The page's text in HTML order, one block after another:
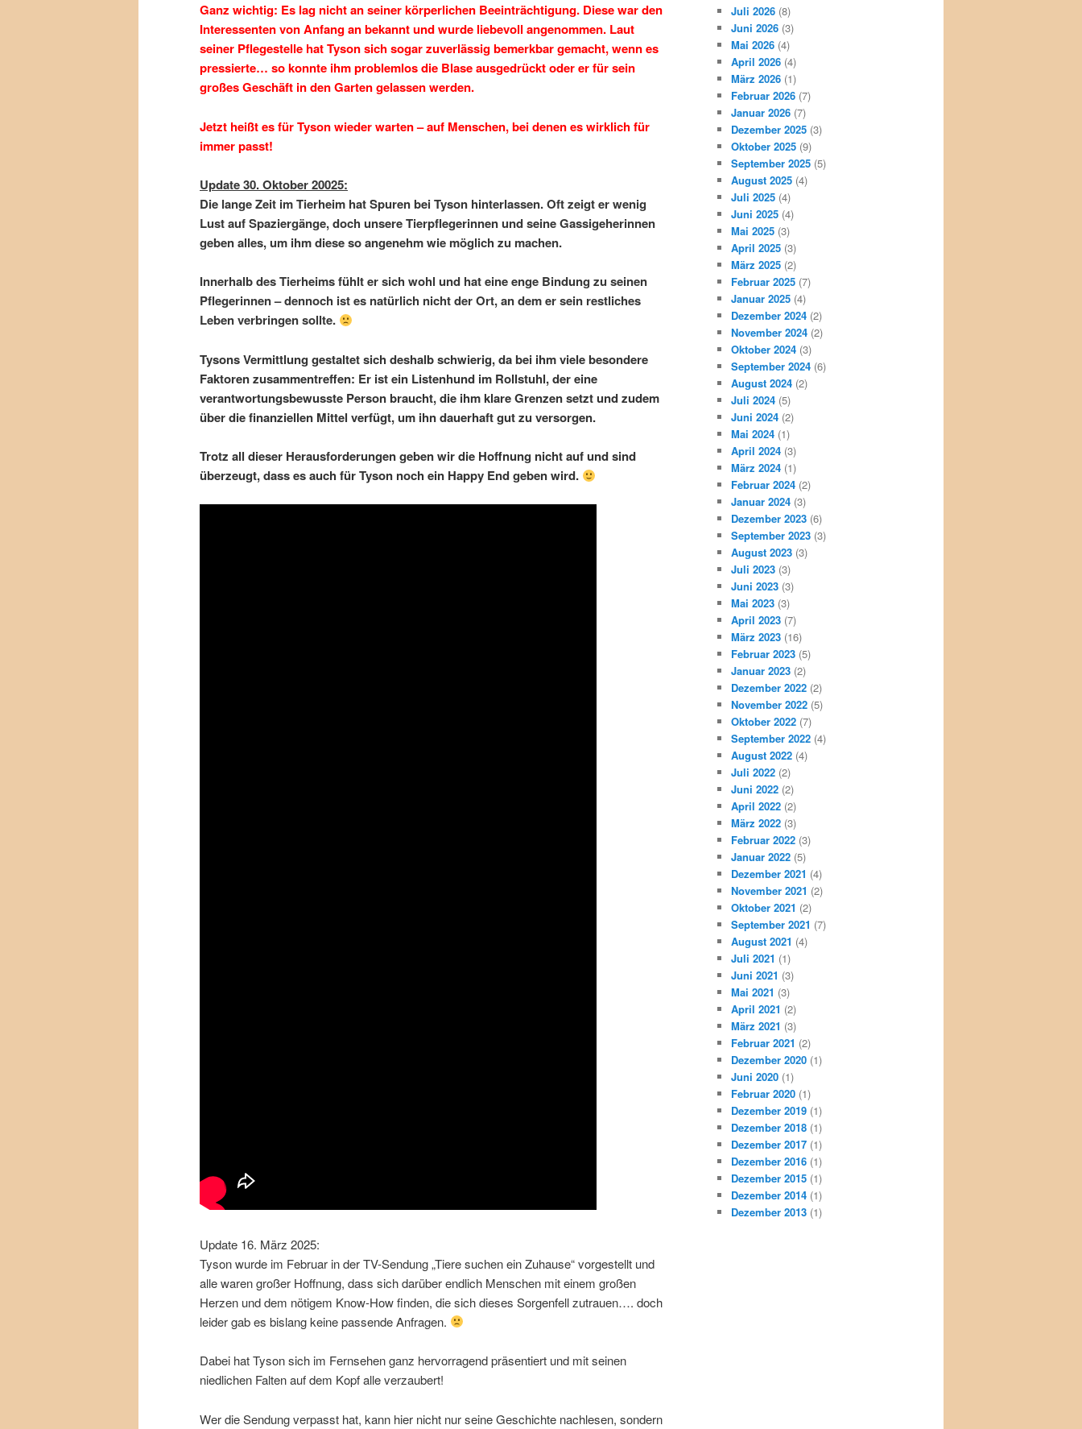
Ganz wichtig: Es lag nicht an seiner körperlichen Beeinträchtigung. Diese war den
Interessenten von Anfang an bekannt und wurde liebevoll angenommen. Laut
seiner Pflegestelle hat Tyson sich sogar zuverlässig bemerkbar gemacht, wenn es
pressierte… so konnte ihm problemlos die Blase ausgedrückt oder er für sein
großes Geschäft in den Garten gelassen werden.
Jetzt heißt es für Tyson wieder warten – auf Menschen, bei denen es wirklich für
immer passt!
Update 30. Oktober 20025:
Die lange Zeit im Tierheim hat Spuren bei Tyson hinterlassen. Oft zeigt er wenig
Lust auf Spaziergänge, doch unsere Tierpflegerinnen und seine Gassigeherinnen
geben alles, um ihm diese so angenehm wie möglich zu machen.
Innerhalb des Tierheims fühlt er sich wohl und hat eine enge Bindung zu seinen
Pflegerinnen – dennoch ist es natürlich nicht der Ort, an dem er sein restliches
Leben verbringen sollte.
Tysons Vermittlung gestaltet sich deshalb schwierig, da bei ihm viele besondere
Faktoren zusammentreffen: Er ist ein Listenhund im Rollstuhl, der eine
verantwortungsbewusste Person braucht, die ihm klare Grenzen setzt und zudem
über die finanziellen Mittel verfügt, um ihn dauerhaft gut zu versorgen.
Trotz all dieser Herausforderungen geben wir die Hoffnung nicht auf und sind
überzeugt, dass es auch für Tyson noch ein Happy End geben wird.
Update 16. März 2025:
Tyson wurde im Februar in der TV-Sendung „Tiere suchen ein Zuhause“ vorgestellt und
alle waren großer Hoffnung, dass sich darüber endlich Menschen mit einem großen
Herzen und dem nötigem Know-How finden, die sich dieses Sorgenfell zutrauen…. doch
leider gab es bislang keine passende Anfragen.
Dabei hat Tyson sich im Fernsehen ganz hervorragend präsentiert und mit seinen
niedlichen Falten auf dem Kopf alle verzaubert!
Wer die Sendung verpasst hat, kann hier nicht nur seine Geschichte nachlesen, sondern
Juli 2026 (8)
Juni 2026 (3)
Mai 2026 (4)
April 2026 (4)
März 2026 (1)
Februar 2026 (7)
Januar 2026 (7)
Dezember 2025 (3)
Oktober 2025 (9)
September 2025 (5)
August 2025 (4)
Juli 2025 (4)
Juni 2025 (4)
Mai 2025 (3)
April 2025 (3)
März 2025 (2)
Februar 2025 (7)
Januar 2025 (4)
Dezember 2024 (2)
November 2024 (2)
Oktober 2024 (3)
September 2024 (6)
August 2024 (2)
Juli 2024 (5)
Juni 2024 (2)
Mai 2024 (1)
April 2024 (3)
März 2024 (1)
Februar 2024 (2)
Januar 2024 (3)
Dezember 2023 (6)
September 2023 (3)
August 2023 (3)
Juli 2023 (3)
Juni 2023 (3)
Mai 2023 (3)
April 2023 (7)
März 2023 (16)
Februar 2023 (5)
Januar 2023 (2)
Dezember 2022 (2)
November 2022 (5)
Oktober 2022 (7)
September 2022 (4)
August 2022 (4)
Juli 2022 (2)
Juni 2022 (2)
April 2022 (2)
März 2022 (3)
Februar 2022 (3)
Januar 2022 (5)
Dezember 2021 (4)
November 2021 (2)
Oktober 2021 (2)
September 2021 (7)
August 2021 (4)
Juli 2021 (1)
Juni 2021 (3)
Mai 2021 (3)
April 2021 (2)
März 2021 (3)
Februar 2021 (2)
Dezember 2020 (1)
Juni 2020 (1)
Februar 2020 (1)
Dezember 2019 (1)
Dezember 2018 (1)
Dezember 2017 (1)
Dezember 2016 (1)
Dezember 2015 (1)
Dezember 2014 (1)
Dezember 2013 (1)